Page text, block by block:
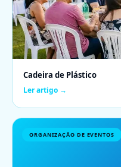
Cadeira de Plástico
Ler artigo →
ORGANIZAÇÃO DE EVENTOS